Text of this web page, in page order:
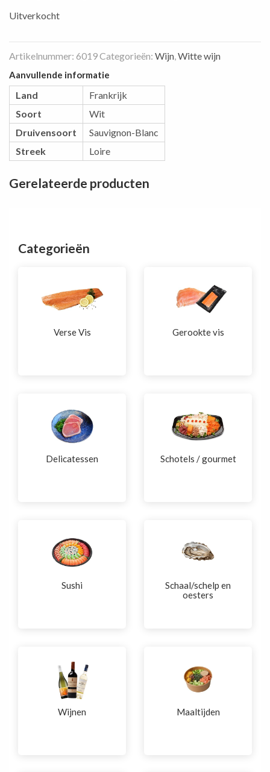
Uitverkocht
Artikelnummer: 6019Categorieën: Wijn,Witte wijn
Aanvullende informatie
Land
Frankrijk
Soort
Wit
Druivensoort
Sauvignon-Blanc
Streek
Loire
Gerelateerde producten
Categorieën
Verse Vis Gerookte vis
Delicatessen Schotels / gourmet
Sushi
Schaal/schelp en
oesters
Wijnen Maaltijden